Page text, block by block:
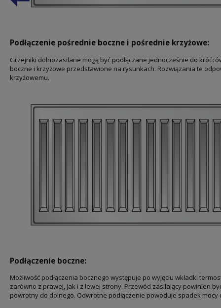
Podłączenie pośrednie boczne i pośrednie krzyżowe:
Grzejniki dolnozasilane mogą być podłączane jednocześnie do
boczne i krzyżowe przedstawione na rysunkach. Rozwiązania te
krzyżowemu.
Podłączenie boczne:
Możliwość podłączenia bocznego występuje po wyjęciu wkładki
zarówno z prawej, jak i z lewej strony. Przewód zasilający powinien
powrotny do dolnego. Odwrotne podłączenie powoduje spadek mocy